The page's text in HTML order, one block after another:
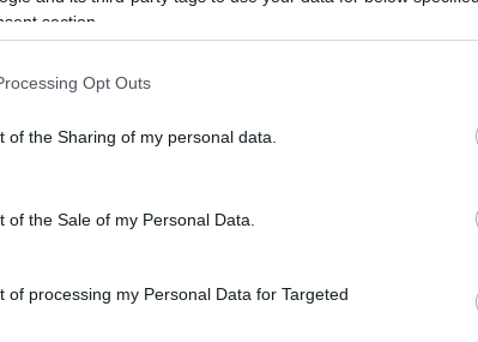
section.
Opt Outs
of the Sharing of my personal data.
of the Sale of my Personal Data.
of processing my Personal Data for Targeted